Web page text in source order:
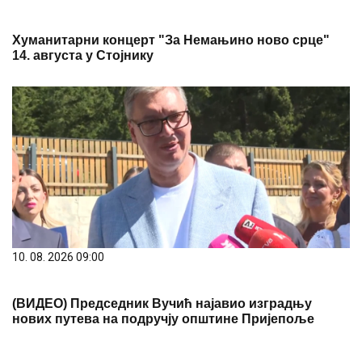
10. 08. 2026 09:00
(ВИДЕО) Председник Вучић најавио изградњу
нових путева на подручју општине Пријепоље
10. 08. 2026 10:04